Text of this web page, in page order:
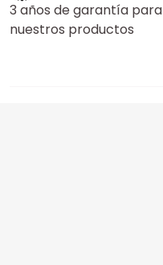
3 años de garantía para
nuestros productos